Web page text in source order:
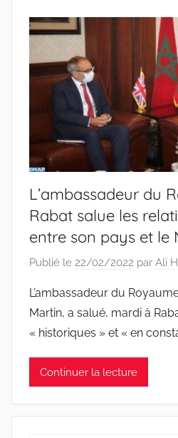
L’ambassadeur du
Rabat salue les
entre son pays et le
Publié le 22/02/2022 par Ali
L’ambassadeur du
Martin, a salué, mardi à
« historiques » et « en
Continuer la lecture